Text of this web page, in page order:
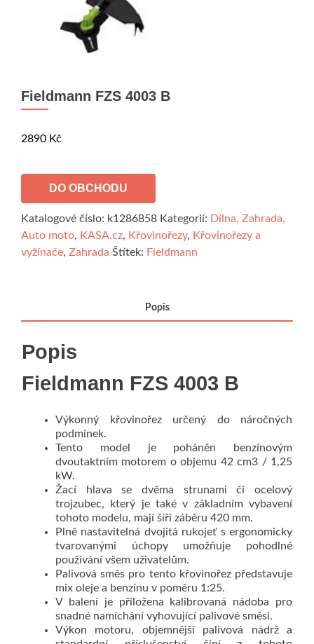
Fieldmann FZS 4003 B
2890 Kč
DO OBCHODU
Katalogové číslo: k1286858 Kategorií: Dílna, Zahrada,
Auto moto, KASA.cz, Křovinořezy, Křovinořezy a
vyžínače, Zahrada Štítek: Fieldmann
Popis
Popis
Fieldmann FZS 4003 B
Výkonný křovinořez určený do náročných
podmínek.
Tento model je poháněn benzínovým
dvoutaktním motorem o objemu 42 cm3 / 1,25
kW.
Žací hlava se dvěma strunami či ocelový
trojzubec, který je také v základním vybavení
tohoto modelu, mají šíři záběru 420 mm.
Plně nastavitelná dvojitá rukojeť s ergonomicky
tvarovanými úchopy umožňuje pohodlné
používání všem uživatelům.
Palivová směs pro tento křovinořez představuje
mix oleje a benzínu v poměru 1:25.
V balení je přiložena kalibrovaná nádoba pro
snadné namíchání vyhovující palivové směsi.
Výkon motoru, objemnější palivová nádrž a